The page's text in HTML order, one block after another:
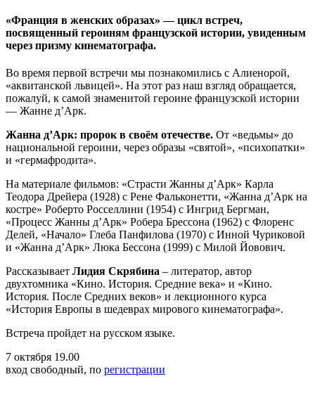
«Франция в женских образах» — цикл встреч,
посвященный героиням французской истории, увиденным
через призму кинематографа.
Во время первой встречи мы познакомились с Алиенорой,
«аквитанской львицей». На этот раз наш взгляд обращается,
пожалуй, к самой знаменитой героине французской истории
— Жанне д’Арк.
Жанна д’Арк: пророк в своём отечестве. От «ведьмы» до
национальной героини, через образы «святой», «психопатки»
и «гермафродита».
На материале фильмов: «Страсти Жанны д’Арк» Карла
Теодора Дрейера (1928) с Рене Фальконетти, «Жанна д’Арк на
костре» Роберто Росселлини (1954) с Ингрид Бергман,
«Процесс Жанны д’Арк» Робера Брессона (1962) с Флоренс
Делей, «Начало» Глеба Панфилова (1970) с Инной Чуриковой
и «Жанна д’Арк» Люка Бессона (1999) с Милой Йовович.
Рассказывает Лидия Скрябина – литератор, автор
двухтомника «Кино. История. Средние века» и «Кино.
История. После Средних веков» и лекционного курса
«История Европы в шедеврах мирового кинематографа».
Встреча пройдет на русском языке.
7 октября 19.00
вход свободный, по регистрации